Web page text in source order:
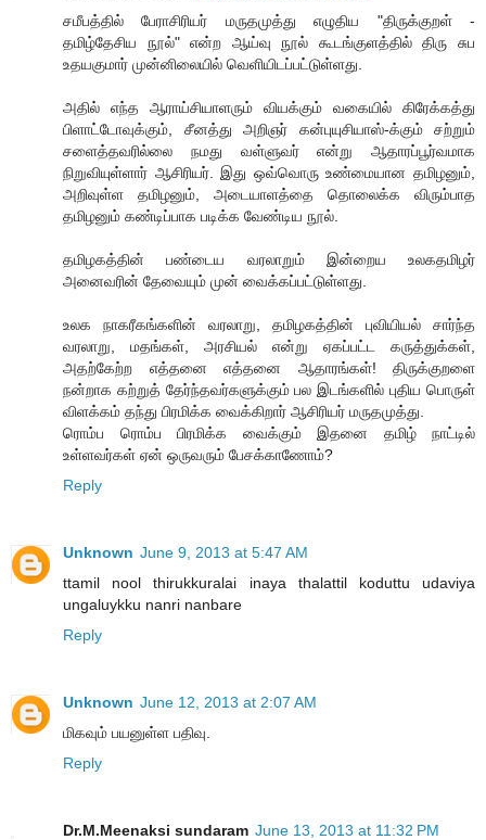
சமீபத்தில் பேராசிரியர் மருதமுத்து எழுதிய "திருக்குறள் -
தமிழ்தேசிய நூல்" என்ற ஆய்வு நூல் கூடங்குளத்தில் திரு சுப
உதயகுமார் முன்னிலையில் வெளியிடப்பட்டுள்ளது.
அதில் எந்த ஆராய்சியாளரும் வியக்கும் வகையில் கிரேக்கத்து
பிளாட்டோவுக்கும், சீனத்து அறிஞர் கன்புயுசியாஸ்-க்கும் சற்றும்
சளைத்தவரில்லை நமது வள்ளுவர் என்று ஆதாரப்பூர்வமாக
நிறுவியுள்ளார் ஆசிரியர். இது ஒவ்வொரு உண்மையான தமிழனும்,
அறிவுள்ள தமிழனும், அடையாளத்தை தொலைக்க விரும்பாத
தமிழனும் கண்டிப்பாக படிக்க வேண்டிய நூல்.
தமிழகத்தின் பண்டைய வரலாறும் இன்றைய உலகதமிழர்
அனைவரின் தேவையும் முன் வைக்கப்பட்டுள்ளது.
உலக நாகரீகங்களின் வரலாறு, தமிழகத்தின் புவியியல் சார்ந்த
வரலாறு, மதங்கள், அரசியல் என்று ஏகப்பட்ட கருத்துக்கள்,
அதற்கேற்ற எத்தனை எத்தனை ஆதாரங்கள்! திருக்குறளை
நன்றாக கற்றுத் தேர்ந்தவர்களுக்கும் பல இடங்களில் புதிய பொருள்
விளக்கம் தந்து பிரமிக்க வைக்கிறார் ஆசிரியர் மருதமுத்து.
ரொம்ப ரொம்ப பிரமிக்க வைக்கும் இதனை தமிழ் நாட்டில்
உள்ளவர்கள் ஏன் ஒருவரும் பேசக்காணோம்?
Reply
Unknown June 9, 2013 at 5:47 AM
ttamil nool thirukkuralai inaya thalattil koduttu udaviya
ungaluykku nanri nanbare
Reply
Unknown June 12, 2013 at 2:07 AM
மிகவும் பயனுள்ள பதிவு.
Reply
Dr.M.Meenaksi sundaram June 13, 2013 at 11:32 PM